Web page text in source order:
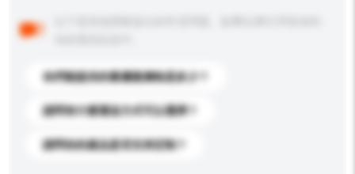
你們能提供的最優惠價格是多少？
請問有什麼運送方式可以選擇？
請問你的產品是否支持定制？